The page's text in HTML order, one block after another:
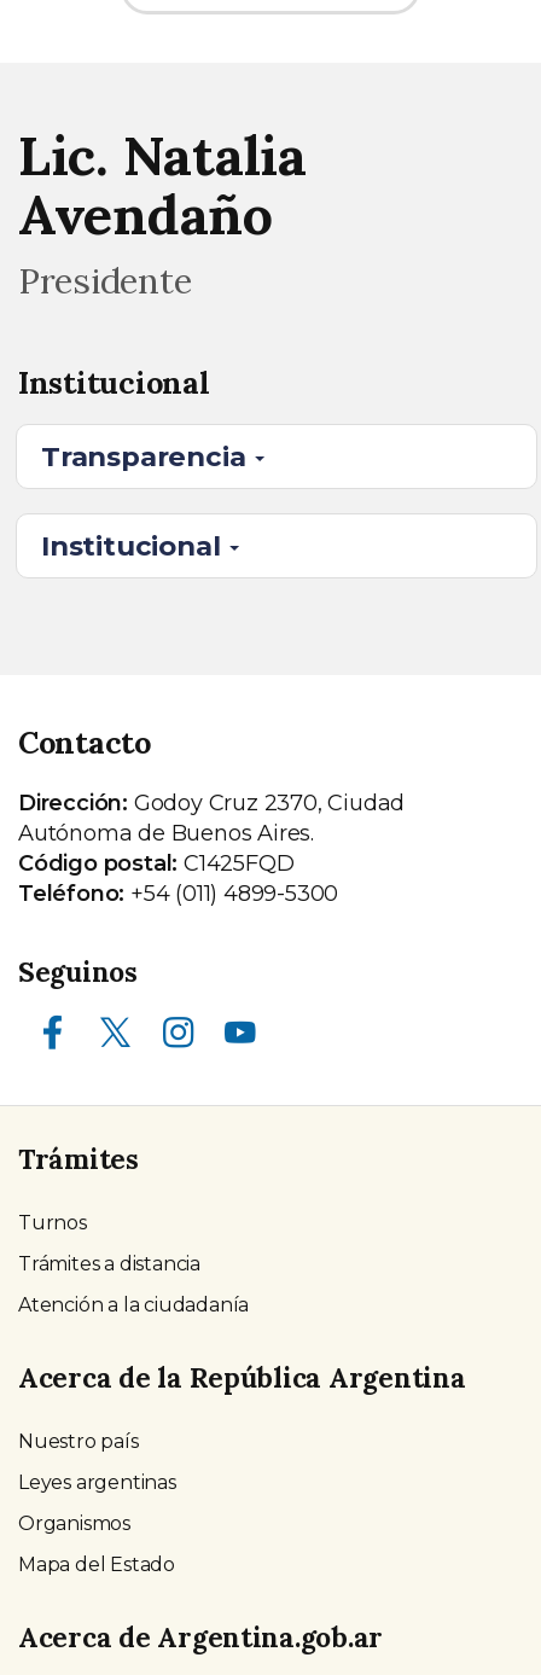
Lic. Natalia
Avendaño
Presidente
Institucional
Transparencia
Institucional
Contacto
Dirección: Godoy Cruz 2370, Ciudad
Autónoma de Buenos Aires.
Código postal: C1425FQD
Teléfono: +54 (011) 4899-5300
Seguinos
Facebook X (ex Twitter) Instagram Youtube
Trámites
Turnos
Trámites a distancia
Atención a la ciudadanía
Acerca de la República Argentina
Nuestro país
Leyes argentinas
Organismos
Mapa del Estado
Acerca de Argentina.gob.ar